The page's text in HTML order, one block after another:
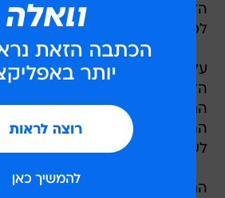
הדירקטוריון קצב את תוכנית
לסוף השנה הנוכחית.
על פי הודעת החברה, בטרם אישור
הדירקטוריון את מקורות המימון
החברה לשם פירעון התחייבויותיה
התוכנית, ובכלל זאת את תזרים
לשנתיים הקרובות.
החברה מסבירה כי בשנתיים